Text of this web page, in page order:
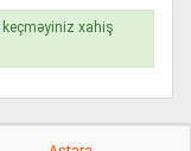
keçməyiniz xahiş